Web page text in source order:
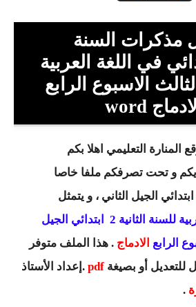
السنة الخامسة ابتدائي
شهادة التعليم الابتدائي
تزيين القسم
السنة الاولى متوسط
السنة الثانية متوسط
السنة الثالثة متوسط
السنة الرابعة متوسط
مذكرات السنة
في اللغة العربية
الاسبوع الرابع
الادماج word
المنارة التعليمي اهلا بكم
و تحت تصرفكم ملفا خاصا
ابتدائي الجيل الثاني ، و يتمثل
مذكرات اللغة العربية للسنة الثانية 2 ابتدائي الجيل
الادماج . هذا الملف متوفر
للتعديل أو بصيغة pdf .إعداد الأستاذ
.